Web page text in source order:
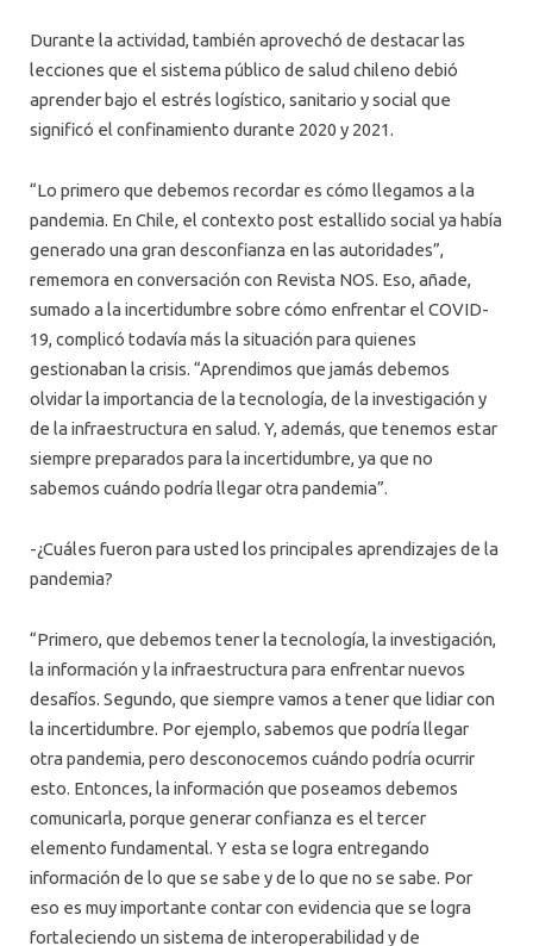
Durante la actividad, también aprovechó de destacar las
lecciones que el sistema público de salud chileno debió
aprender bajo el estrés logístico, sanitario y social que
significó el confinamiento durante 2020 y 2021.
“Lo primero que debemos recordar es cómo llegamos a la
pandemia. En Chile, el contexto post estallido social ya había
generado una gran desconfianza en las autoridades”,
rememora en conversación con Revista NOS. Eso, añade,
sumado a la incertidumbre sobre cómo enfrentar el COVID-
19, complicó todavía más la situación para quienes
gestionaban la crisis. “Aprendimos que jamás debemos
olvidar la importancia de la tecnología, de la investigación y
de la infraestructura en salud. Y, además, que tenemos estar
siempre preparados para la incertidumbre, ya que no
sabemos cuándo podría llegar otra pandemia”.
-¿Cuáles fueron para usted los principales aprendizajes de la
pandemia?
“Primero, que debemos tener la tecnología, la investigación,
la información y la infraestructura para enfrentar nuevos
desafíos. Segundo, que siempre vamos a tener que lidiar con
la incertidumbre. Por ejemplo, sabemos que podría llegar
otra pandemia, pero desconocemos cuándo podría ocurrir
esto. Entonces, la información que poseamos debemos
comunicarla, porque generar confianza es el tercer
elemento fundamental. Y esta se logra entregando
información de lo que se sabe y de lo que no se sabe. Por
eso es muy importante contar con evidencia que se logra
fortaleciendo un sistema de interoperabilidad y de